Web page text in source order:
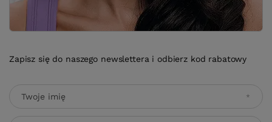
Zapisz się do naszego newslettera i odbierz kod rabatowy
Twoje imię